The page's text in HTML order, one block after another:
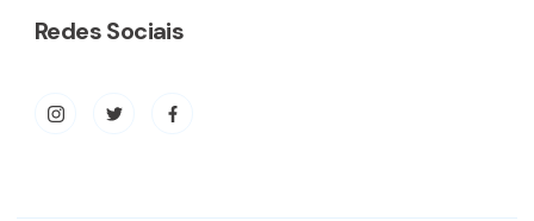
Redes Sociais